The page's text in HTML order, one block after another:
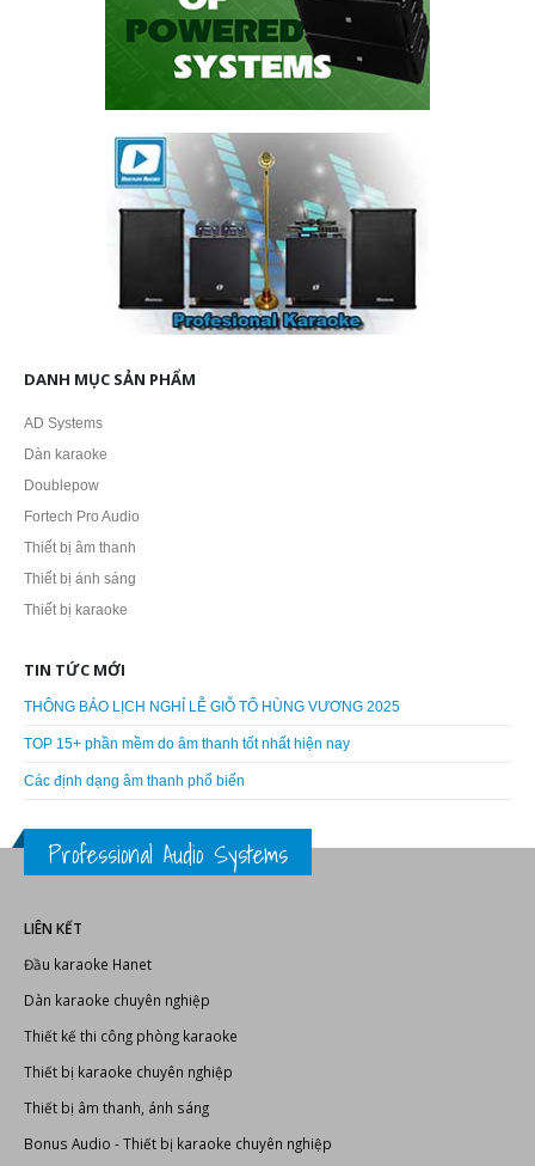
AD Systems
Dàn karaoke
Fortech Pro Audio
Thiết bị âm thanh
Thiết bị ánh sáng
TIN TỨC MỚI
THÔNG BÁO LỊCH NGHỈ LỄ GIỖ TỔ HÙNG VƯƠNG 2025
Các định dạng âm thanh phổ biến
Professional Audio Systems
LIÊN KẾT
Đầu karaoke Hanet
Dàn karaoke chuyên nghiệp